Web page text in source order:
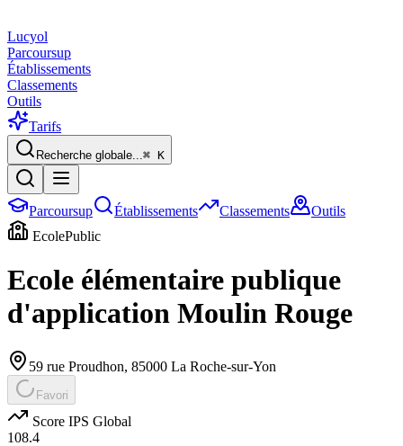
Lucyol
Parcoursup
Établissements
Classements
Outils
Tarifs
Recherche globale...⌘ K
Parcoursup Établissements Classements
Outils
EcolePublic
Ecole élémentaire publique
d'application Moulin Rouge
59 rue Proudhon, 85000 La Roche-sur-Yon
Favori
Score IPS Global
108.4